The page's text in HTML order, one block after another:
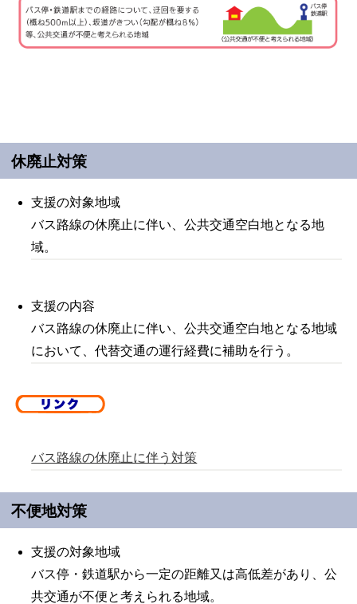
休廃止対策
支援の対象地域
バス路線の休廃止に伴い、公共交通空白地となる地
域。
支援の内容
バス路線の休廃止に伴い、公共交通空白地となる地域
において、代替交通の運行経費に補助を行う。
バス路線の休廃止に伴う対策
不便地対策
支援の対象地域
バス停・鉄道駅から一定の距離又は高低差があり、公
共交通が不便と考えられる地域。